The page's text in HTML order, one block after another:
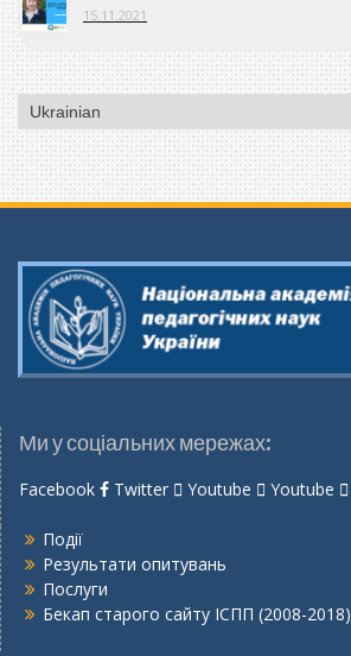
15.11.2021
Вибрати
мову
Ми у соціальних мережах:
Facebook Twitter Youtube Youtube
Події
Результати опитувань
Послуги
Бекап старого сайту ІСПП (2008-2018)